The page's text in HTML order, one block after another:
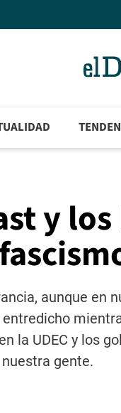
y
aunque en
la UDEC y los
gente.